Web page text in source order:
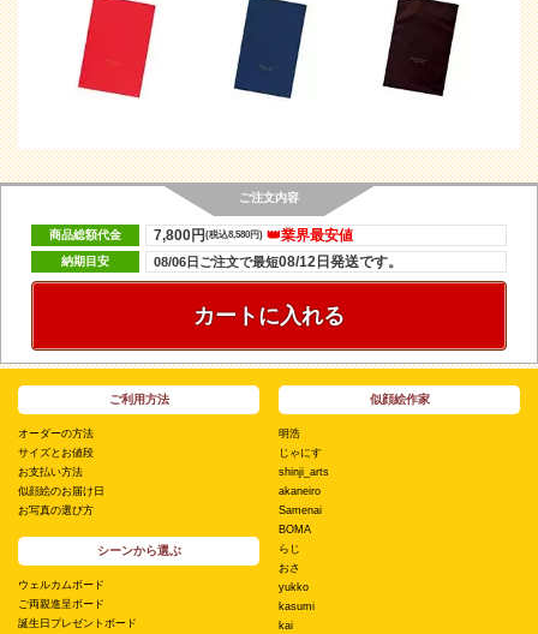
ご注文内容
商品総額代金 👑業界最安値
7,800円(税込8,580円)
納期目安 08/06日ご注文で最短08/12日発送です。
カートに入れる
ご利用方法
オーダーの方法
サイズとお値段
お支払い方法
似顔絵のお届け日
お写真の選び方
シーンから選ぶ
ウェルカムボード
ご両親進呈ボード
誕生日プレゼントボード
似顔絵作家
明浩
じゃにす
shinji_arts
akaneiro
Samenai
BOMA
らじ
おさ
yukko
kasumi
kai